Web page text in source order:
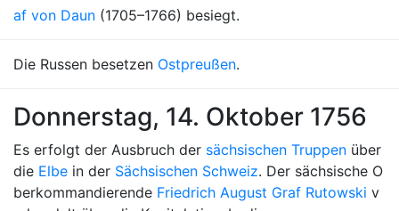
af von Daun (1705–1766) besiegt.
Die Russen besetzen Ostpreußen.
Donnerstag, 14. Oktober 1756
Es erfolgt der Ausbruch der sächsischen Truppen über
die Elbe in der Sächsischen Schweiz. Der sächsische O
berkommandierende Friedrich August Graf Rutowski v